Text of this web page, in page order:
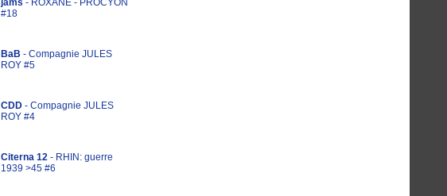
jams - ROXANE - PROCYON
#18
BaB - Compagnie JULES
ROY #5
CDD - Compagnie JULES
ROY #4
Citerna 12 - RHIN: guerre
1939 >45 #6